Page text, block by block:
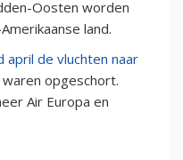
Oosten worden
land.
april de vluchten naar
opgeschort.
Air Europa en